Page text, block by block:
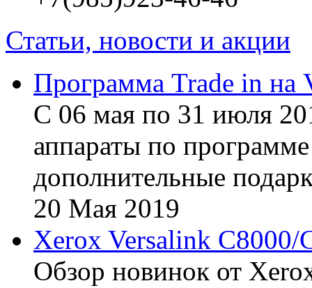
Статьи, новости и акции
Программа Trade in на
С 06 мая по 31 июля
аппараты по
дополнительные
20 Мая 2019
Xerox Versalink C8000/
Обзор новинок от